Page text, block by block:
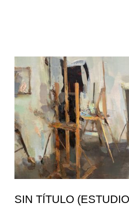
SIN TÍTULO (ESTUDIO